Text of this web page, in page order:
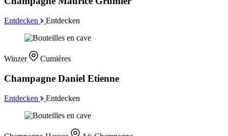
Entdecken Entdecken
Winzer Cumières
Champagne Daniel Etienne
Entdecken Entdecken